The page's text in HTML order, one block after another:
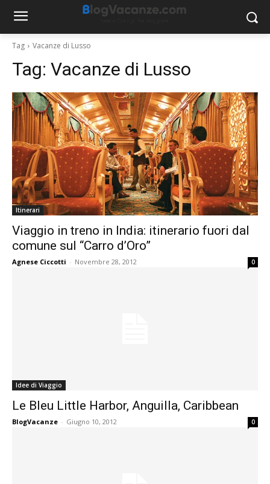
Tag Vacanze di Lusso
Tag: Vacanze di Lusso
Itinerari
Viaggio in treno in India: itinerario fuori dal
comune sul “Carro d’Oro”
Agnese Ciccotti - Novembre 28, 2012 0
Idee di Viaggio
Le Bleu Little Harbor, Anguilla, Caribbean
BlogVacanze - Giugno 10, 2012 0